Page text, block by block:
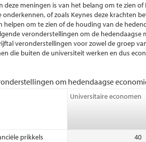
deze meningen is van het belang om te zien
of zoals Keynes deze krachten
helpen om te zien of de houding van de
veronderstellingen om de hedendaagse
veronderstellingen voor zowel de groep
die buiten de universiteit werken en dus
om hedendaagse
Universitaire economen
prikkels 40